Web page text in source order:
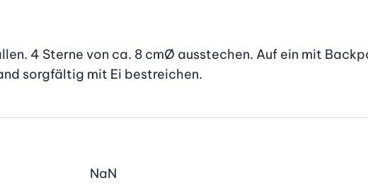
4 Sterne von ca. 8 cmØ ausstechen. Auf ein mit
sorgfältig mit Ei bestreichen.
NaN